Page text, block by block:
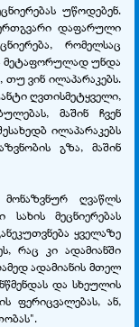
უწოდებენ.
დაფარული
რომელსაც
მეტაფორულად უნდა
ვინ ილაპარაკებს.
ღვთისმეტყველი,
მაშინ ჩვენ
ილაპარაკებს
გზა, მაშინ
ღვაწლს
მეცნიერებას
ყველაზე
რაც კი ადამიანში
ადამიანის მთელ
და სხეულის
ფერიცვალებას, ან,